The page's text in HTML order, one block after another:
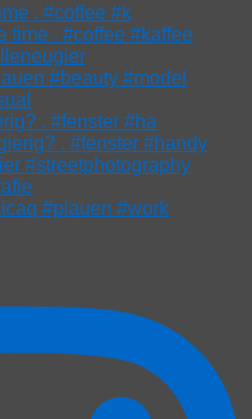
. #coffee #k
. #fenster #ha